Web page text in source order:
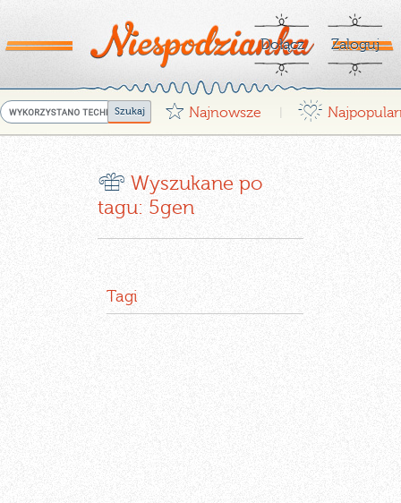
Dołącz Zaloguj
G Najnowsze ¤
r Wyszukane po
tagu: 5gen
Tagi